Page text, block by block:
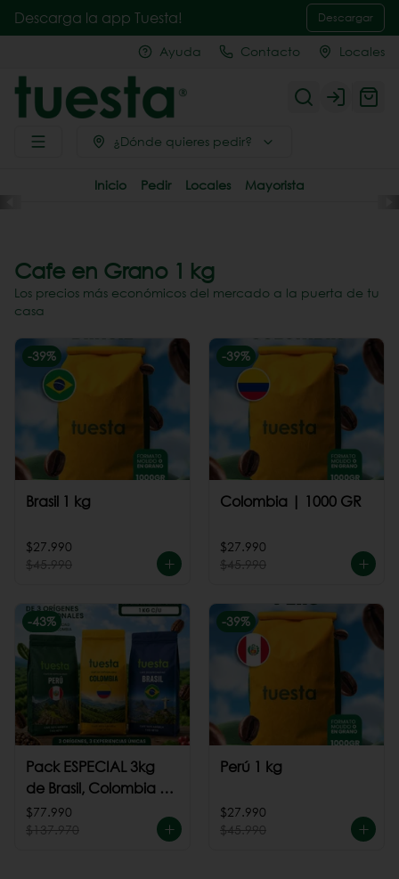
Descarga la app Tuesta! Descargar
Ayuda Contacto Locales
Login
¿Dónde quieres pedir?
Inicio Pedir Locales Mayorista
Cafe en Grano 1 kg
Los precios más económicos del mercado a la puerta de tu
casa
-39%
Brasil 1 kg
$27.990
$45.990
-39%
Colombia | 1000 GR
$27.990
$45.990
-43%
Pack ESPECIAL 3kg
de Brasil, Colombia +
Perú
$77.990
$137.970
-39%
Perú 1 kg
$27.990
$45.990